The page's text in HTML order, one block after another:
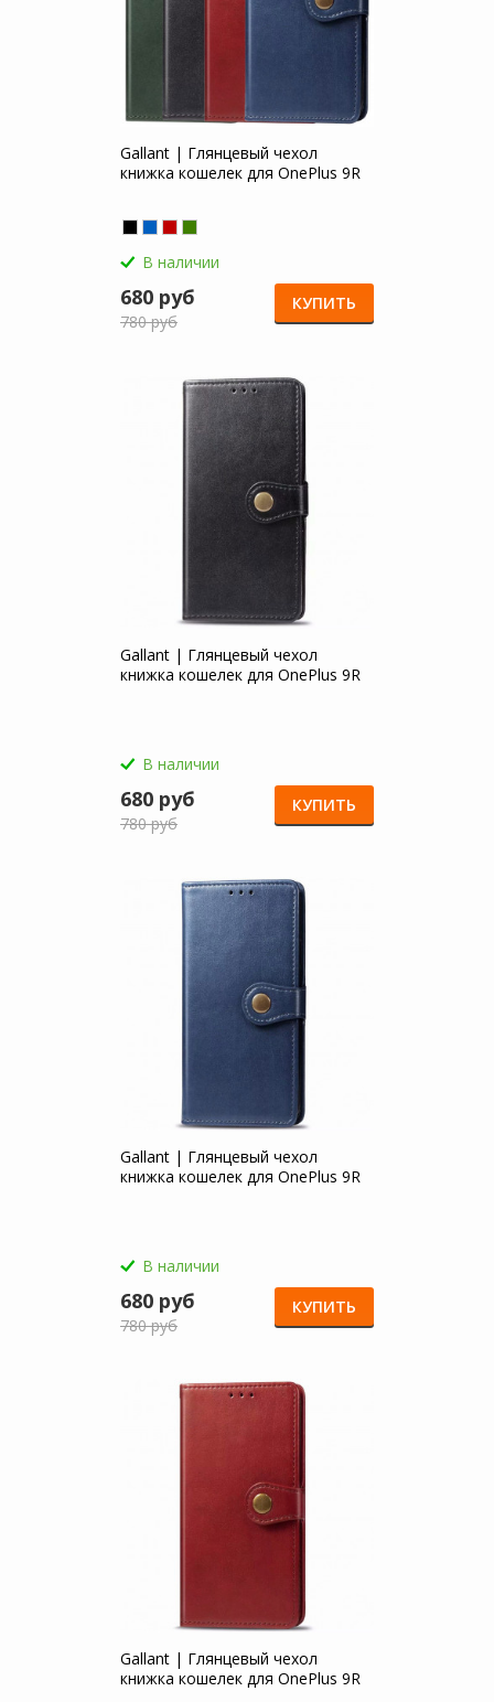
Gallant | Глянцевый чехол
книжка кошелек для OnePlus 9R
В наличии
680 руб
780 руб
КУПИТЬ
Gallant | Глянцевый чехол
книжка кошелек для OnePlus 9R
В наличии
680 руб
780 руб
КУПИТЬ
Gallant | Глянцевый чехол
книжка кошелек для OnePlus 9R
В наличии
680 руб
780 руб
КУПИТЬ
Gallant | Глянцевый чехол
книжка кошелек для OnePlus 9R